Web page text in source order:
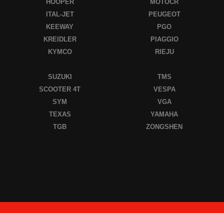
HOOPER
ITAL-JET
KEEWAY
KREIDLER
KYMCO
MOTOCR
PEUGEOT
PGO
PIAGGIO
RIEJU
SUZUKI
SCOOTER 4T
SYM
TEXAS
TGB
TMS
VESPA
VGA
YAMAHA
ZONGSHEN